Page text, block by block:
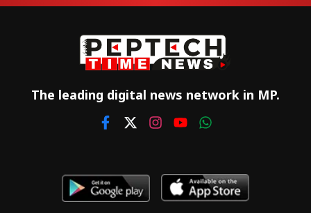
The leading digital news network in MP.